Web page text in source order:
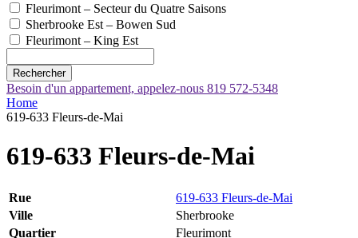
Fleurimont – Secteur du Quatre Saisons
Sherbrooke Est – Bowen Sud
Fleurimont – King Est
Rechercher
Besoin d'un appartement, appelez-nous 819 572-5348
Home
619-633 Fleurs-de-Mai
619-633 Fleurs-de-Mai
Rue
619-633 Fleurs-de-Mai
Ville
Sherbrooke
Quartier
Fleurimont